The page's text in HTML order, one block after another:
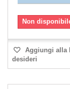
Non
Aggiungi alla
desideri